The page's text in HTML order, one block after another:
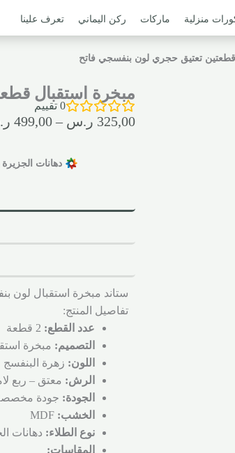
منزلية ماركات ركن اليماني تعرف علينا
تعتيق حجري لون بنفسجي فاتح
مبخرة استقبال
0 تقييم
325,00 ر.س –
499,00
دهانات
ستاند مبخرة استقبال لون
تفاصيل المنتج:
عدد القطع:
التصميم: مبخرة
اللون: زهرة البنفسج
الرش: معتق – ربع
الجودة: جودة
الخشب: MDF
نوع الطلاء: دهانات
المقاسات: